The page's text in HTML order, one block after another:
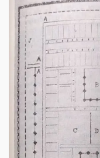
1910
1920
1930
1940